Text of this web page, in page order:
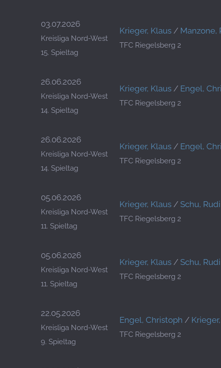
03.07.2026
Kreisliga Nord-West
15. Spieltag
Krieger, Klaus / Manzone,
TFC Riegelsberg 2
26.06.2026
Kreisliga Nord-West
14. Spieltag
Krieger, Klaus / Engel,
TFC Riegelsberg 2
26.06.2026
Kreisliga Nord-West
14. Spieltag
Krieger, Klaus / Engel,
TFC Riegelsberg 2
05.06.2026
Kreisliga Nord-West
11. Spieltag
Krieger, Klaus / Schu, Rudi
TFC Riegelsberg 2
05.06.2026
Kreisliga Nord-West
11. Spieltag
Krieger, Klaus / Schu, Rudi
TFC Riegelsberg 2
22.05.2026
Kreisliga Nord-West
9. Spieltag
Engel, Christoph /
TFC Riegelsberg 2